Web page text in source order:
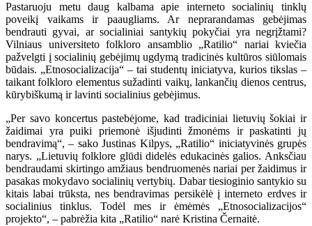
Pastaruoju metu daug kalbama apie interneto socialinių tinklų
poveikį vaikams ir paaugliams. Ar neprarandamas gebėjimas
bendrauti gyvai, ar socialiniai santykių pokyčiai yra negrįžtami?
Vilniaus universiteto folkloro ansamblio „Ratilio“ nariai kviečia
pažvelgti į socialinių gebėjimų ugdymą tradicinės kultūros siūlomais
būdais. „Etnosocializacija“ – tai studentų iniciatyva, kurios tikslas –
taikant folkloro elementus sužadinti vaikų, lankančių dienos centrus,
kūrybiškumą ir lavinti socialinius gebėjimus.
„Per savo koncertus pastebėjome, kad tradiciniai lietuvių šokiai ir
žaidimai yra puiki priemonė išjudinti žmonėms ir paskatinti jų
bendravimą“, – sako Justinas Kilpys, „Ratilio“ iniciatyvinės grupės
narys. „Lietuvių folklore glūdi didelės edukacinės galios. Anksčiau
bendraudami skirtingo amžiaus bendruomenės nariai per žaidimus ir
pasakas mokydavo socialinių vertybių. Dabar tiesioginio santykio su
kitais labai trūksta, nes bendravimas persikėlė į interneto erdves ir
socialinius tinklus. Todėl mes ir ėmėmės „Etnosocializacijos“
projekto“, – pabrėžia kita „Ratilio“ narė Kristina Černaitė.